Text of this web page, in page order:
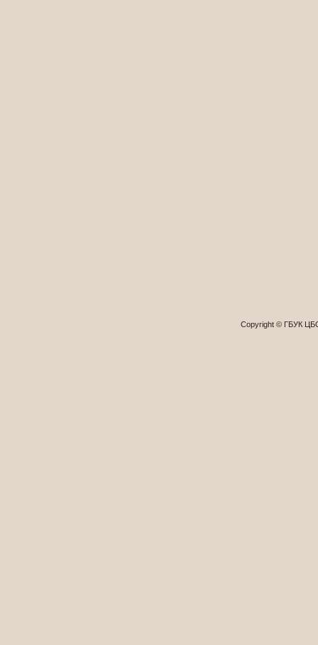
Copyright © ГБУК